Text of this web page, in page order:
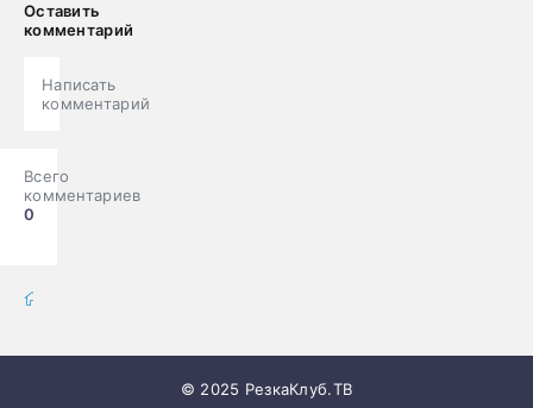
Оставить
комментарий
Написать
комментарий
Всего
комментариев
0
© 2025 РезкаКлуб.ТВ